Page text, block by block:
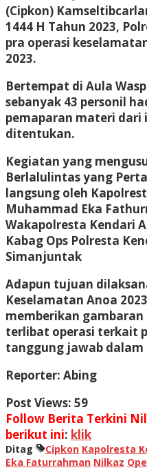
(Cipkon)
1444 H Tahun 2023,
pra operasi
2023.
Bertempat di Aula
sebanyak 43 personil
pemaparan materi
ditentukan.
Kegiatan yang
Berlalulintas yang
langsung oleh
Muhammad Eka
Wakapolresta Kendari
Kabag Ops Polresta
Simanjuntak
Adapun tujuan
Keselamatan Anoa
memberikan
terlibat operasi terkait
tanggung jawab dalam
Reporter: Abing
Post Views: 59
Follow Berita Terkini
berikut ini: klik
Ditag Cipkon Kapolresta
Eka Faturrahman Nilkaz